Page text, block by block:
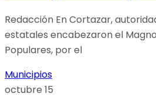
Redacción En Cortazar,
estatales encabezaron el
Populares, por el
Municipios
octubre 15